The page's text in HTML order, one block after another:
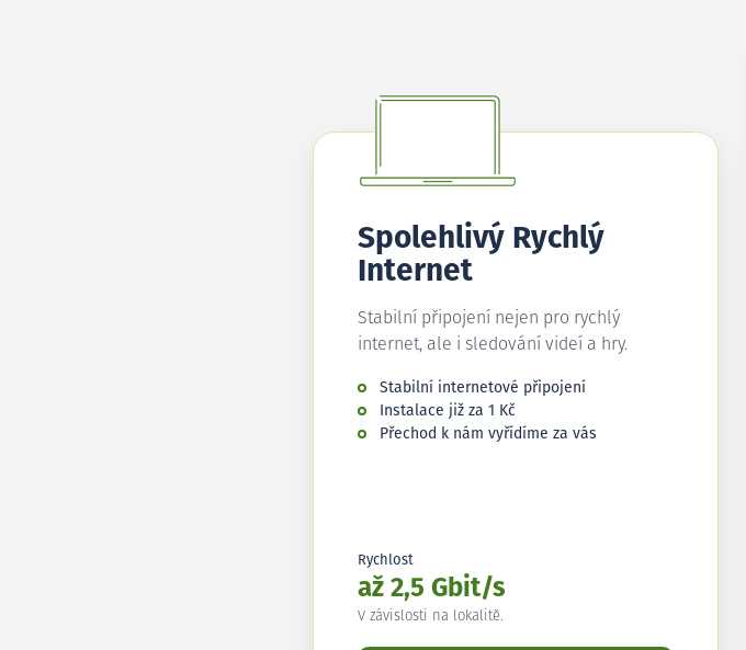
Spolehlivý Rychlý
Internet
Stabilní připojení nejen pro rychlý
internet, ale i sledování videí a hry.
Stabilní internetové připojení
Instalace již za 1 Kč
Přechod k nám vyřídíme za vás
Rychlost
až 2,5 Gbit/s
V závislosti na lokalitě.